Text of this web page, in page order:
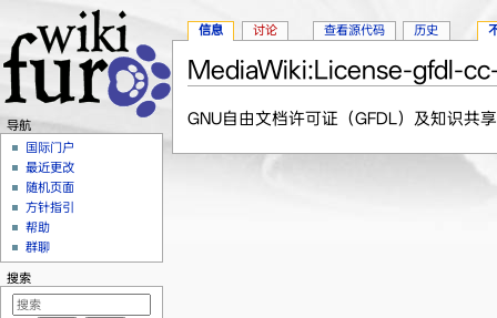
MediaWiki:License-gfdl-
GNU自由文档许可证（GFDL）及知识共
信息 讨论 查看源代码 历史
导航
国际门户
最近更改
随机页面
方针指引
帮助
群聊
搜索